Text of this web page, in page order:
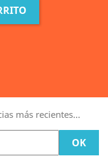
más recientes...